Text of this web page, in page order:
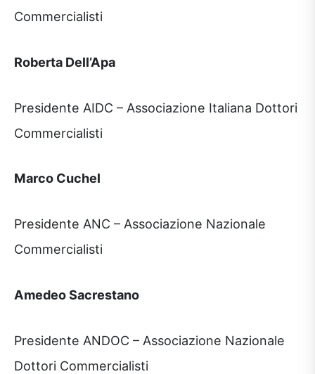
Commercialisti
Roberta Dell’Apa
Presidente AIDC – Associazione Italiana Dottori
Commercialisti
Marco Cuchel
Presidente ANC – Associazione Nazionale
Commercialisti
Amedeo Sacrestano
Presidente ANDOC – Associazione Nazionale
Dottori Commercialisti